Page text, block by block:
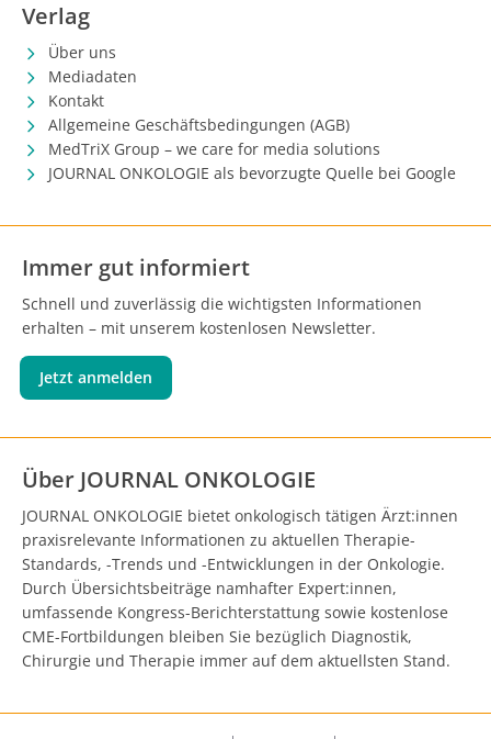
Verlag
Über uns
Mediadaten
Kontakt
Allgemeine Geschäftsbedingungen (AGB)
MedTriX Group – we care for media solutions
JOURNAL ONKOLOGIE als bevorzugte Quelle bei Google
Immer gut informiert
Schnell und zuverlässig die wichtigsten Informationen
erhalten – mit unserem kostenlosen Newsletter.
Jetzt anmelden
Über JOURNAL ONKOLOGIE
JOURNAL ONKOLOGIE bietet onkologisch tätigen Ärzt:innen
praxisrelevante Informationen zu aktuellen Therapie-
Standards, -Trends und -Entwicklungen in der Onkologie.
Durch Übersichtsbeiträge namhafter Expert:innen,
umfassende Kongress-Berichterstattung sowie kostenlose
CME-Fortbildungen bleiben Sie bezüglich Diagnostik,
Chirurgie und Therapie immer auf dem aktuellsten Stand.